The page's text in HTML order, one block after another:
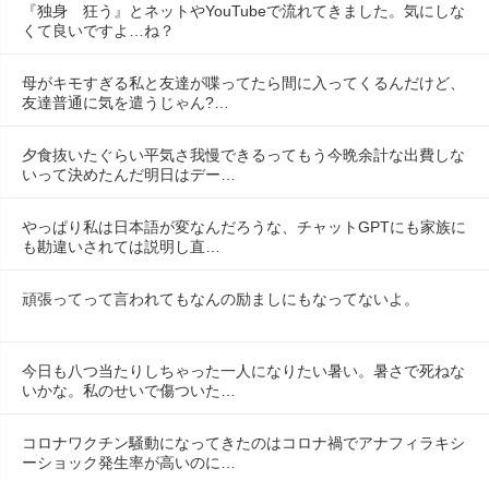
『独身　狂う』とネットやYouTubeで流れてきました。気にしな
くて良いですよ…ね？
母がキモすぎる私と友達が喋ってたら間に入ってくるんだけど、
友達普通に気を遣うじゃん?…
夕食抜いたぐらい平気さ我慢できるってもう今晩余計な出費しな
いって決めたんだ明日はデー…
やっぱり私は日本語が変なんだろうな、チャットGPTにも家族に
も勘違いされては説明し直…
頑張ってって言われてもなんの励ましにもなってないよ。
今日も八つ当たりしちゃった一人になりたい暑い。暑さで死ねな
いかな。私のせいで傷ついた…
コロナワクチン騒動になってきたのはコロナ禍でアナフィラキシ
ーショック発生率が高いのに…